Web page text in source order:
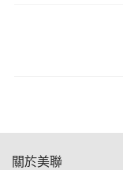
關於美聯